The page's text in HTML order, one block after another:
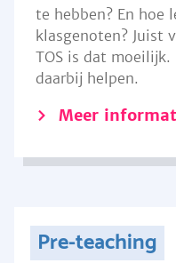
te hebben? En hoe
klasgenoten? Juist
TOS is dat
daarbij helpen.
Meer
Pre-teaching